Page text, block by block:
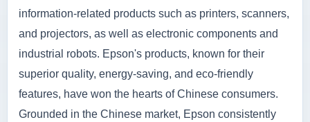
information-related products such as printers, scanners,
and projectors, as well as electronic components and
industrial robots. Epson's products, known for their
superior quality, energy-saving, and eco-friendly
features, have won the hearts of Chinese consumers.
Grounded in the Chinese market, Epson consistently